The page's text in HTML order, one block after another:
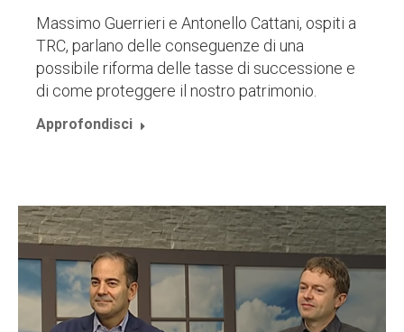
Massimo Guerrieri e Antonello Cattani, ospiti a
TRC, parlano delle conseguenze di una
possibile riforma delle tasse di successione e
di come proteggere il nostro patrimonio.
Approfondisci